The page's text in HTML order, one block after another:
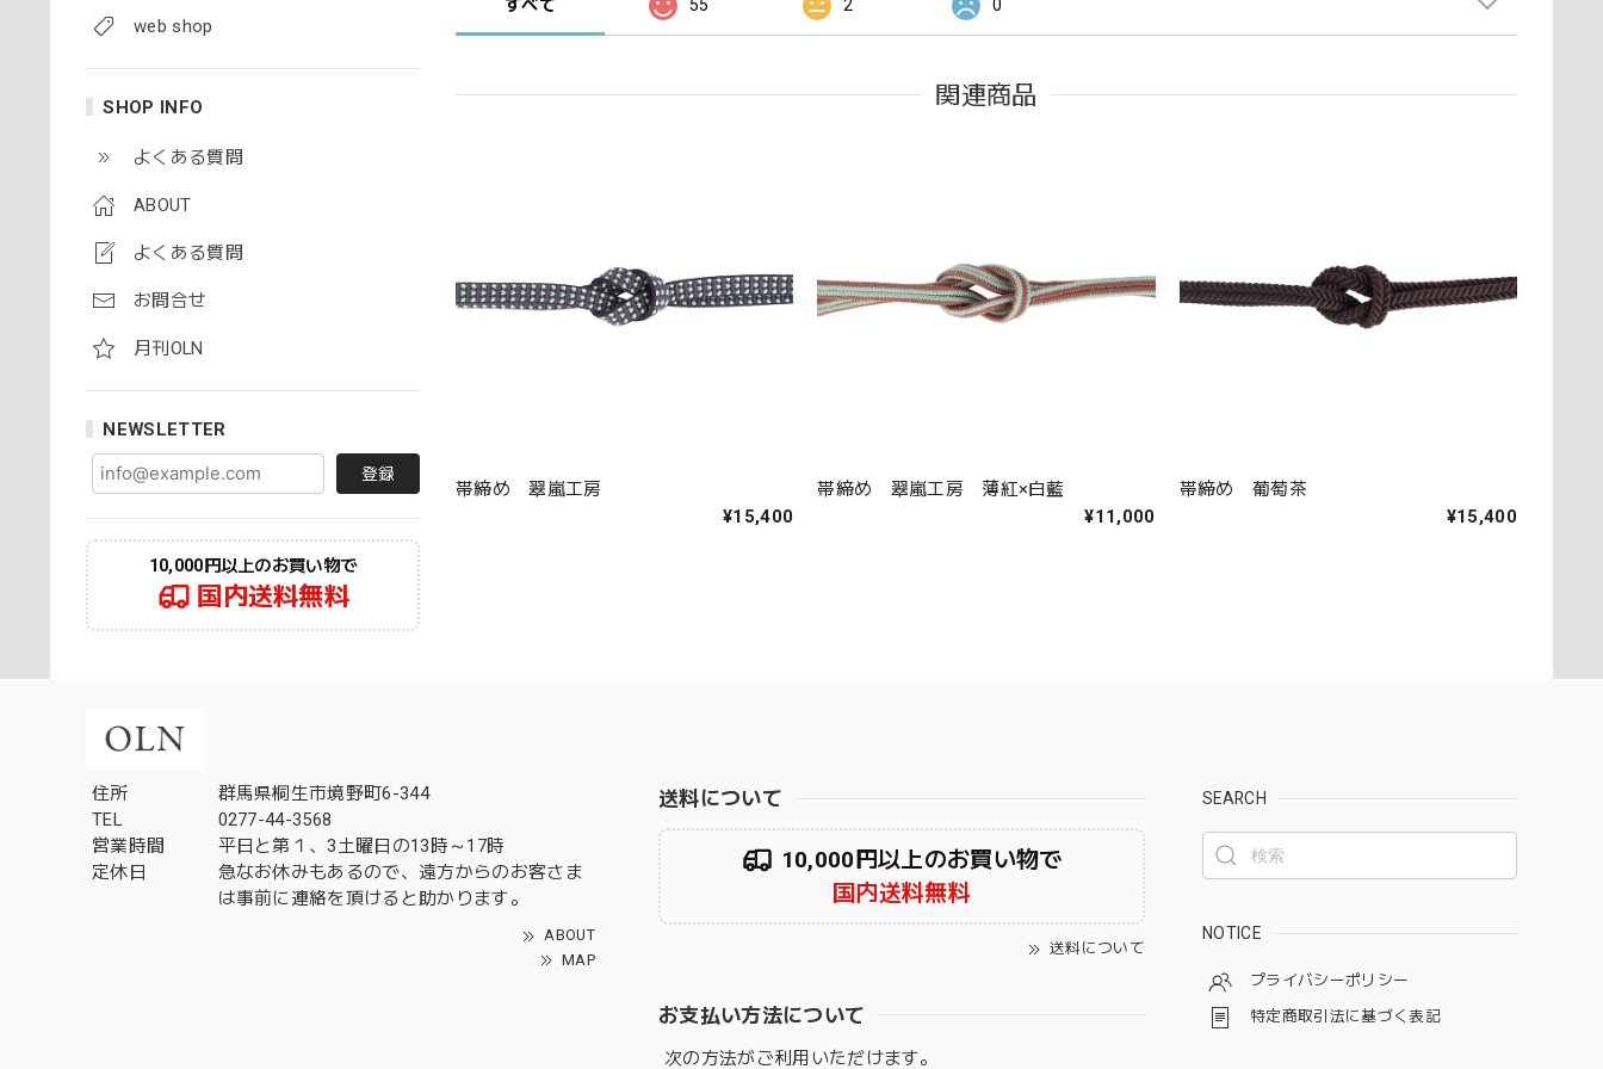
web shop
SHOP INFO
よくある質問
ABOUT
よくある質問
お問合せ
月刊OLN
NEWSLETTER
登録
10,000円以上のお買い物で
国内送料無料
すべて 55 2 0
関連商品
帯締め 翠嵐工房
¥15,400
帯締め 翠嵐工房 薄紅×白藍
¥11,000
帯締め 葡萄茶
¥15,400
住所
群馬県桐生市境野町6-344
TEL
0277-44-3568
営業時間
平日と第１、3土曜日の13時～17時
定休日
急なお休みもあるので、遠方からのお客さま
は事前に連絡を頂けると助かります。
ABOUT
MAP
送料について
10,000円以上のお買い物で
国内送料無料
送料について
お支払い方法について
次の方法がご利用いただけます。
SEARCH
NOTICE
プライバシーポリシー
特定商取引法に基づく表記